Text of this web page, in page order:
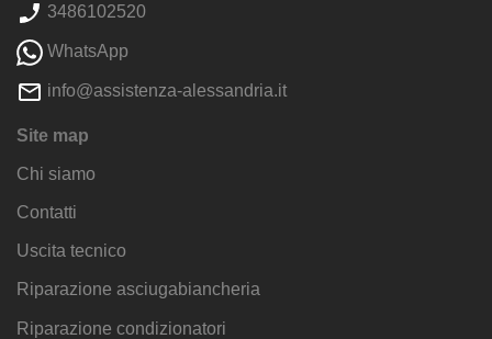
3486102520
WhatsApp
info@assistenza-alessandria.it
Site map
Chi siamo
Contatti
Uscita tecnico
Riparazione asciugabiancheria
Riparazione condizionatori